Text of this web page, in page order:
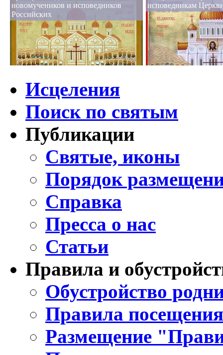
новомучеников и исповедников
Российских
исповедникам
Исцеления
Поиск по святым
Публикации
Святые, иконы
Порядок
Справка
Пресса о нас
Статьи
Правила и
Обустройство
Правила
Размещение